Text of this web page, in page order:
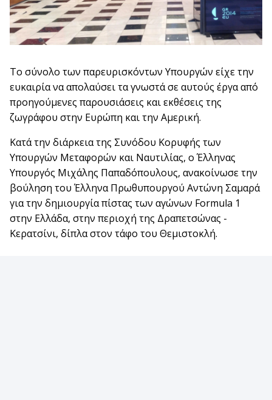
Το σύνολο των παρευρισκόντων Υπουργών είχε την
ευκαιρία να απολαύσει τα γνωστά σε αυτούς έργα από
προηγούμενες παρουσιάσεις και εκθέσεις της
ζωγράφου στην Ευρώπη και την Αμερική.
Κατά την διάρκεια της Συνόδου Κορυφής των
Υπουργών Μεταφορών και Ναυτιλίας, ο Έλληνας
Υπουργός Μιχάλης Παπαδόπουλους, ανακοίνωσε την
βούληση του Έλληνα Πρωθυπουργού Αντώνη Σαμαρά
για την δημιουργία πίστας των αγώνων Formula 1
στην Ελλάδα, στην περιοχή της Δραπετσώνας -
Κερατσίνι, δίπλα στον τάφο του Θεμιστοκλή.